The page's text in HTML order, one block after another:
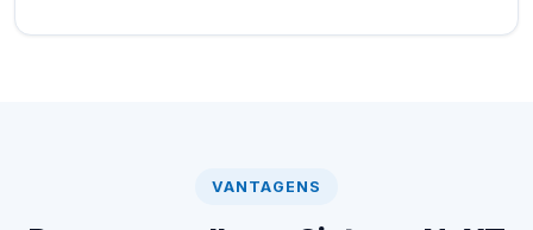
VANTAGENS